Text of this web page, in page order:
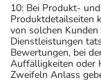
10: Bei Produkt-
Produktdetailseiten
von solchen
Dienstleistungen
Bewertungen, bei
Auffälligkeiten oder
Zweifeln Anlass